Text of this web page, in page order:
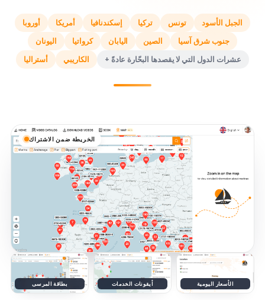
أوروبا أمريكا إسكندنافيا تركيا تونس
الجبل الأسود
اليونان
كرواتيا اليابان الصين
جنوب شرق آسيا
أستراليا
الكاريبي + عشرات الدول التي لا يقصدها البحّارة عادةً
الخريطة ضمن الاشتراك
بطاقة المرسى أيقونات الخدمات الأسعار اليومية